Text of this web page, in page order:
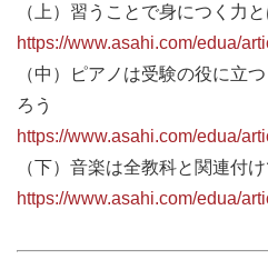
（上）習うことで身につく力と
https://www.asahi.com/edua/
（中）ピアノは受験の役に立
ろう
https://www.asahi.com/edua/
（下）音楽は全教科と関連付
https://www.asahi.com/edua/